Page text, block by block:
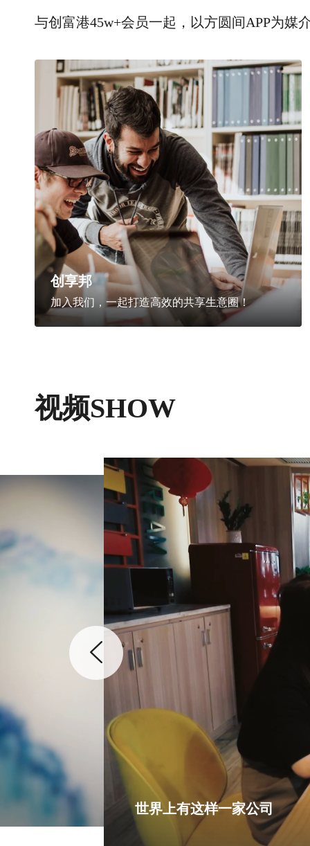
与创富港45w+会员一起，以方圆间APP为媒
创享邦
加入我们，一起打造高效的共享生意圈！
视频SHOW
世界上有这样一家公司